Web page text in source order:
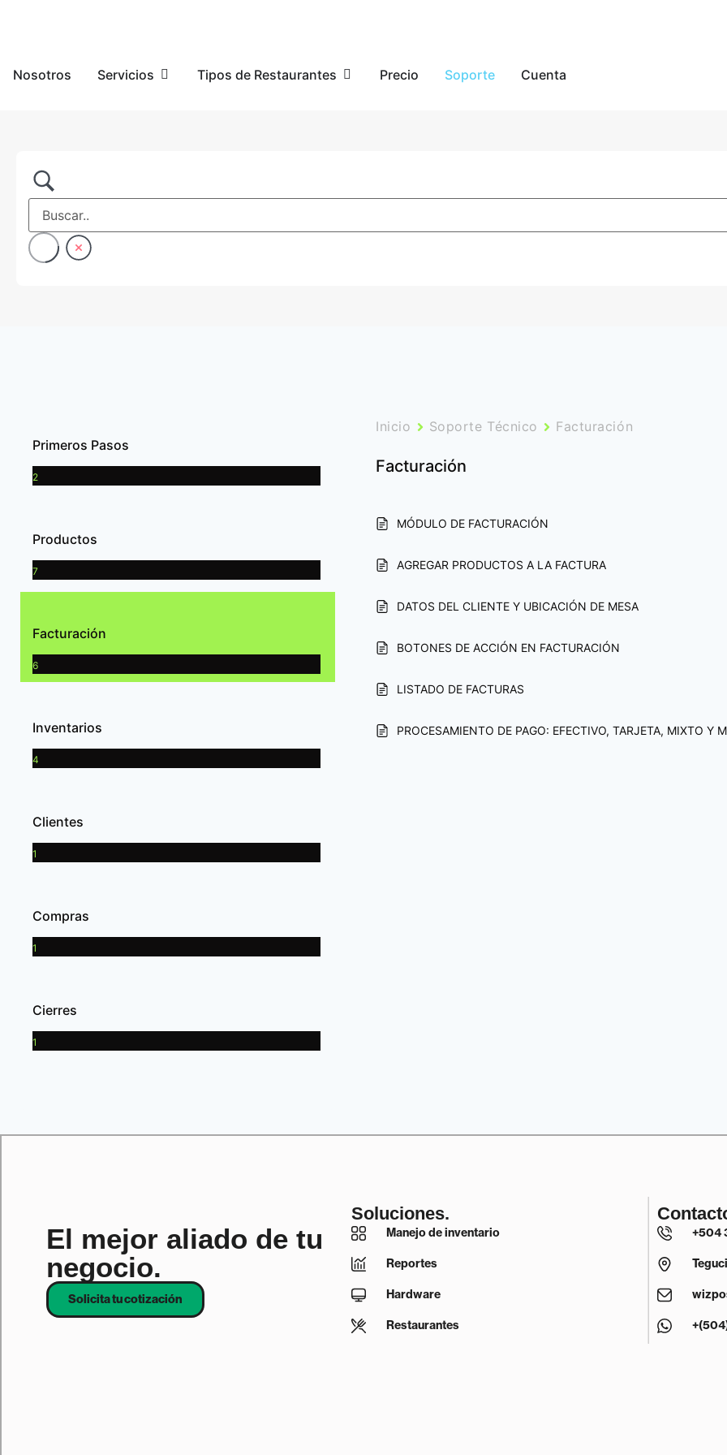
Nosotros Servicios Tipos de Restaurantes Precio Soporte Cuenta
Primeros Pasos
2
Productos
7
Facturación
6
Inventarios
4
Clientes
1
Compras
1
Cierres
1
Inicio Soporte Técnico Facturación
Facturación
MÓDULO DE FACTURACIÓN
AGREGAR PRODUCTOS A LA FACTURA
DATOS DEL CLIENTE Y UBICACIÓN DE MESA
BOTONES DE ACCIÓN EN FACTURACIÓN
LISTADO DE FACTURAS
PROCESAMIENTO DE PAGO: EFECTIVO, TARJETA, MIXTO Y
El mejor aliado de tu
negocio.
Solicita tu cotización
Soluciones.
Manejo de inventario
Reportes
Hardware
Restaurantes
+504